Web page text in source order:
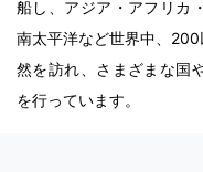
船し、アジア・アフリカ
南太平洋など世界中、
然を訪れ、さまざまな国
を行っています。